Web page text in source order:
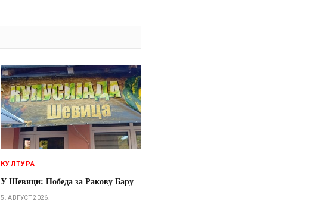
КУЛТУРА
У Шевици: Победа за Ракову Бару
5. АВГУСТ 2026.